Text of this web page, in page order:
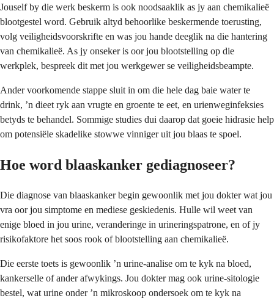
Jouself by die werk beskerm is ook noodsaaklik as jy aan chemikalieë
blootgestel word. Gebruik altyd behoorlike beskermende toerusting,
volg veiligheidsvoorskrifte en was jou hande deeglik na die hantering
van chemikalieë. As jy onseker is oor jou blootstelling op die
werkplek, bespreek dit met jou werkgewer se veiligheidsbeampte.
Ander voorkomende stappe sluit in om die hele dag baie water te
drink, ’n dieet ryk aan vrugte en groente te eet, en urienweginfeksies
betyds te behandel. Sommige studies dui daarop dat goeie hidrasie help
om potensiële skadelike stowwe vinniger uit jou blaas te spoel.
Hoe word blaaskanker gediagnoseer?
Die diagnose van blaaskanker begin gewoonlik met jou dokter wat jou
vra oor jou simptome en mediese geskiedenis. Hulle wil weet van
enige bloed in jou urine, veranderinge in urineringspatrone, en of jy
risikofaktore het soos rook of blootstelling aan chemikalieë.
Die eerste toets is gewoonlik ’n urine-analise om te kyk na bloed,
kankerselle of ander afwykings. Jou dokter mag ook urine-sitologie
bestel, wat urine onder ’n mikroskoop ondersoek om te kyk na